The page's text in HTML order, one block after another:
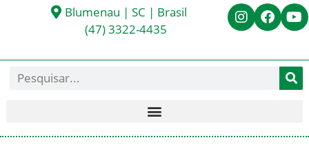
Blumenau | SC | Brasil
(47) 3322-4435